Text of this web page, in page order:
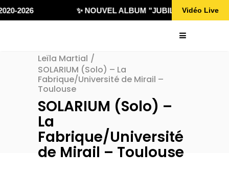
2026 ✨ NOUVEL ALBUM "JUBILÄ 432"Vidéo Live
Leïla Martial /
SOLARIUM (Solo) – La
Fabrique/Université de Mirail –
Toulouse
SOLARIUM (Solo) –
La
Fabrique/Université
de Mirail – Toulouse